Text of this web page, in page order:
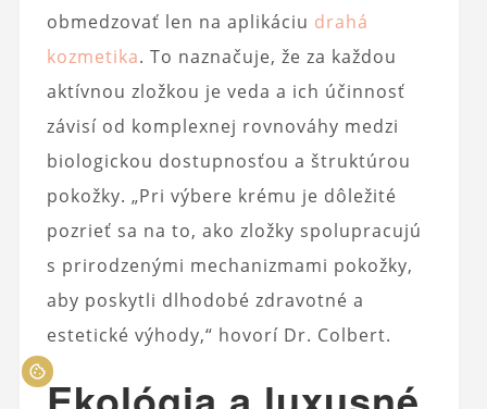
obmedzovať len na aplikáciu drahá
kozmetika. To naznačuje, že za každou
aktívnou zložkou je veda a ich účinnosť
závisí od komplexnej rovnováhy medzi
biologickou dostupnosťou a štruktúrou
pokožky. „Pri výbere krému je dôležité
pozrieť sa na to, ako zložky spolupracujú
s prirodzenými mechanizmami pokožky,
aby poskytli dlhodobé zdravotné a
estetické výhody,“ hovorí Dr. Colbert.